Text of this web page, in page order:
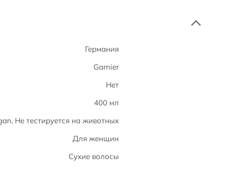
Германия
Garnier
Нет
400 мл
Не тестируется на животных
Для женщин
Сухие волосы